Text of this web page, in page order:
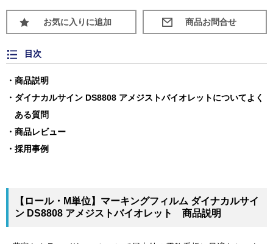
お気に入りに追加
目次
商品説明
ダイナカルサイン DS8808 アメジストバイオレットについてよく
ある質問
商品レビュー
採用事例
【ロール・M単位】マーキングフィルム ダイナカルサイ
ン DS8808 アメジストバイオレット 商品説明